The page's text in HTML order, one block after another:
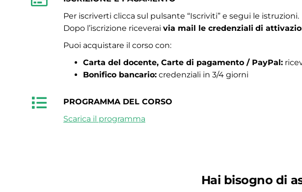
Per iscriverti clicca sul pulsante “Iscriviti” e segui le istruzioni.
Dopo l’iscrizione riceverai via mail le credenziali di
Puoi acquistare il corso con:
Carta del docente, Carte di pagamento / PayPal:
Bonifico bancario: credenziali in 3/4 giorni
PROGRAMMA DEL CORSO
Scarica il programma
Hai bisogno di